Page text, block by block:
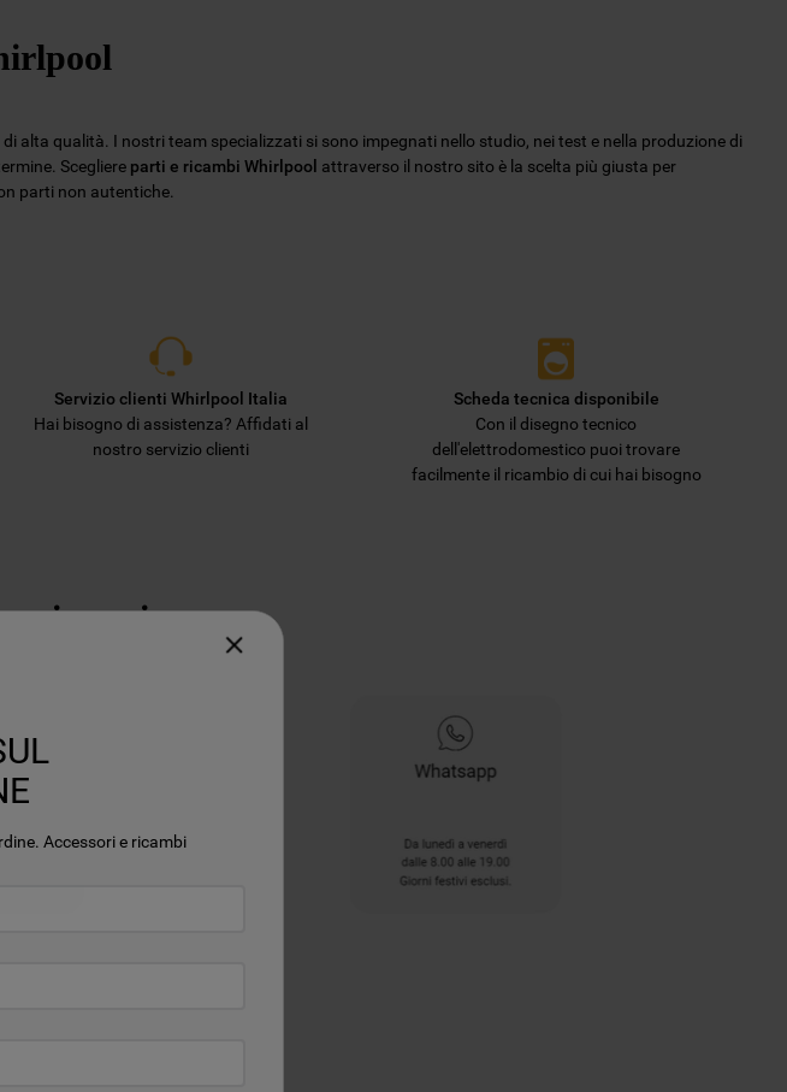
di alta qualità. I nostri team specializzati si sono impegnati nello studio, nei test e nella produzione di
Scegliere parti e ricambi Whirlpool attraverso il nostro sito è la scelta più giusta per
parti non autentiche.
Servizio clienti Whirlpool Italia
Hai bisogno di assistenza? Affidati al
nostro servizio clienti
Scheda tecnica disponibile
Con il disegno tecnico
dell'elettrodomestico puoi trovare
facilmente il ricambio di cui hai bisogno
aiutarti
alto a destra,
Cliccando
I COOKIES",
i nostri cookie
le tue
Accessori e ricambi